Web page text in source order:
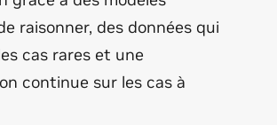
raisonner, des données qui
cas rares et une
continue sur les cas à